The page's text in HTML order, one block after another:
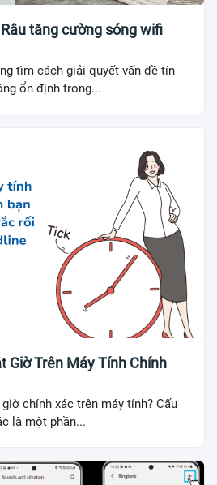
tăng cường sóng wifi
tìm cách giải quyết vấn đề tín
ổn định trong...
Giờ Trên Máy Tính Chính
chính xác trên máy tính? Cấu
là một phần...